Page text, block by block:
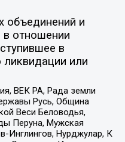
объединений и
в отношении
в
или
ВЕК РА, Рада земли
Русь, Община
Веси Беловодья,
Перуна, Мужская
Инглингов, Нурджулар, К